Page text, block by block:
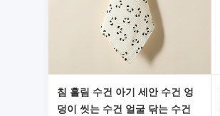
침 흘림 수건 아기 세안 수건 엉
덩이 씻는 수건 얼굴 닦는 수건